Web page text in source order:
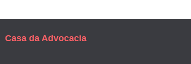
Casa da Advocacia